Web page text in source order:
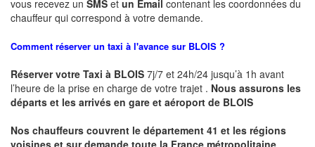
vous recevez un SMS et un Email contenant les coordonnées du
chauffeur qui correspond à votre demande.
Comment réserver un taxi à l'avance sur BLOIS ?
Réserver votre Taxi à BLOIS 7j/7 et 24h/24 jusqu’à 1h avant
l’heure de la prise en charge de votre trajet . Nous assurons les
départs et les arrivés en gare et aéroport de BLOIS
Nos chauffeurs couvrent le département 41 et les régions